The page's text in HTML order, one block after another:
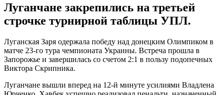
Луганчане закрепились на третьей
строчке турнирной таблицы УПЛ.
Луганская Заря одержала победу над донецким Олимпиком в
матче 23-го тура чемпионата Украины. Встреча прошла в
Запорожье и завершилась со счетом 2:1 в пользу подопечных
Виктора Скрипника.
Луганчане вышли вперед на 12-й минуте усилиями Владлена